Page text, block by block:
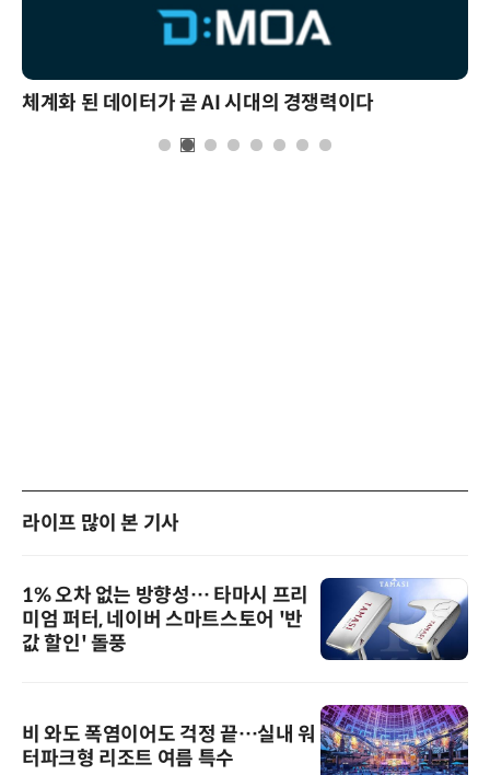
체계화 된 데이터가 곧 AI 시대의 경쟁력이다
라이프 많이 본 기사
1% 오차 없는 방향성… 타마시 프리
미엄 퍼터, 네이버 스마트스토어 '반
값 할인' 돌풍
비 와도 폭염이어도 걱정 끝…실내 워
터파크형 리조트 여름 특수